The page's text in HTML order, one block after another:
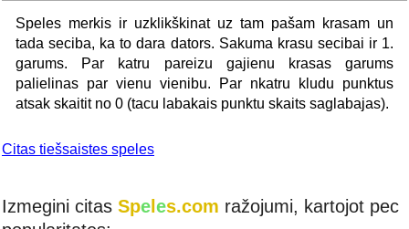
Speles merkis ir uzklikškinat uz tam pašam krasam un
tada seciba, ka to dara dators. Sakuma krasu secibai ir 1.
garums. Par katru pareizu gajienu krasas garums
palielinas par vienu vienibu. Par nkatru kludu punktus
atsak skaitit no 0 (tacu labakais punktu skaits saglabajas).
Citas tiešsaistes speles
Izmegini citas Spe es.com ražojumi, kartojot pec